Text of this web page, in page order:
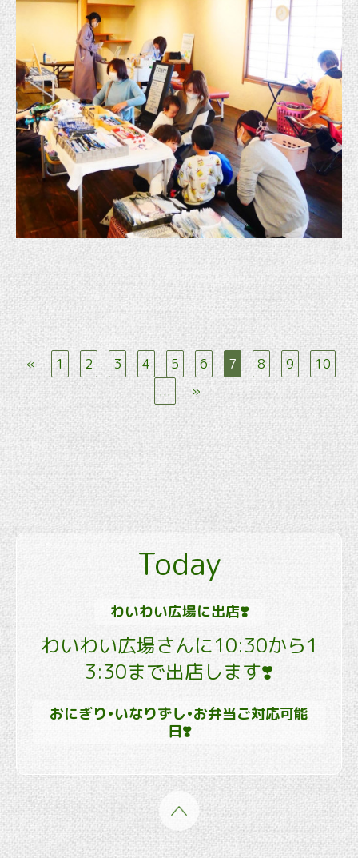
« 1 2 3 4 5 6 7 8 9
10
...
»
Today
わいわい広場に出店❣️
わいわい広場さんに10:30から1
3:30まで出店します❣️
おにぎり•いなりずし•お弁当ご対応可能
日❣️